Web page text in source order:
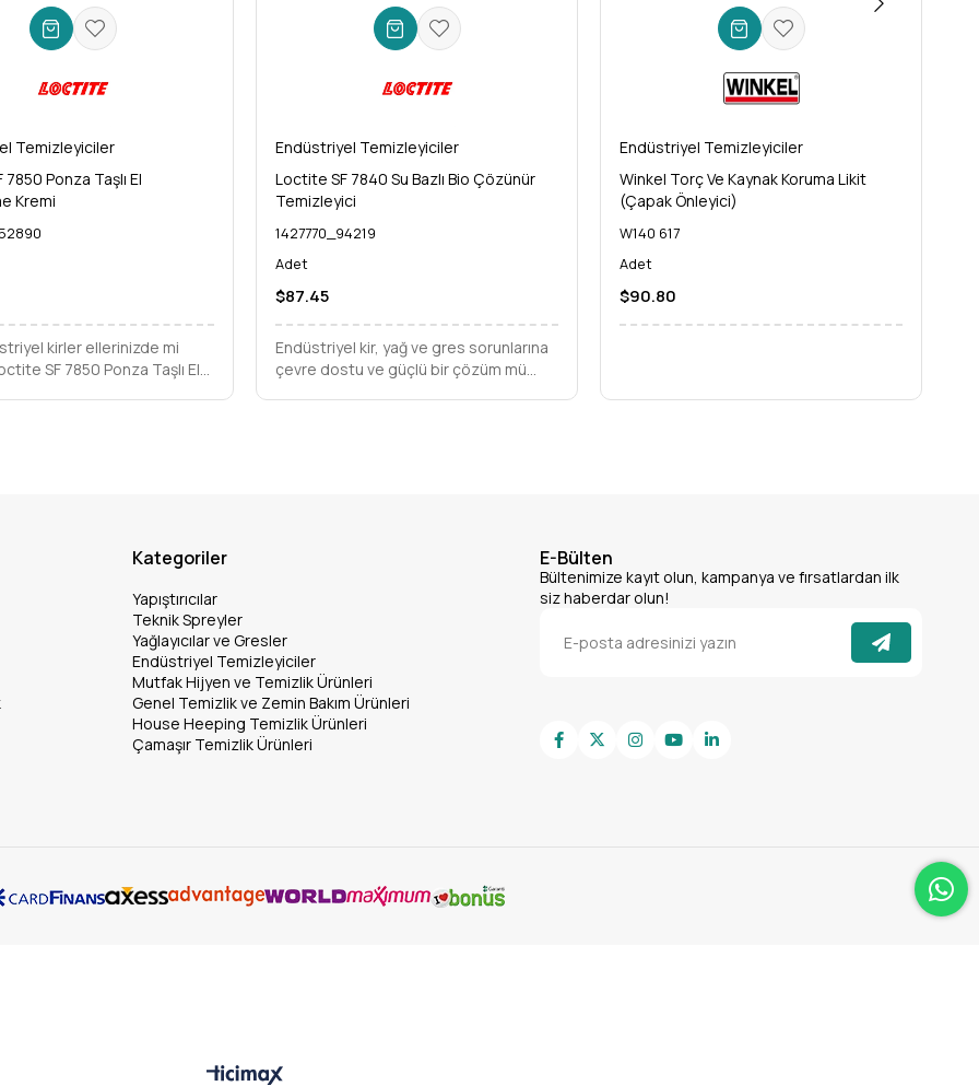
farkı kendiniz deneyimleyin!
Temizleyiciler
Ponza Taşlı El
Kremi
kirler ellerinizde mi
SF 7850 Ponza Taşlı El
Endüstriyel Temizleyiciler
Loctite SF 7840 Su Bazlı Bio Çözünür
Temizleyici
1427770_94219
Adet
$87.45
Endüstriyel kir, yağ ve gres sorunlarına
çevre dostu ve güçlü bir çözüm mü
Endüstriyel Temizleyiciler
Winkel Torç Ve Kaynak Koruma Likit
(Çapak Önleyici)
W140 617
Adet
$90.80
Kategoriler
Yapıştırıcılar
Teknik Spreyler
Yağlayıcılar ve Gresler
Endüstriyel Temizleyiciler
Mutfak Hijyen ve Temizlik Ürünleri
Genel Temizlik ve Zemin Bakım Ürünleri
House Heeping Temizlik Ürünleri
Çamaşır Temizlik Ürünleri
E-Bülten
Bültenimize kayıt olun, kampanya ve fırsatlardan ilk
siz haberdar olun!